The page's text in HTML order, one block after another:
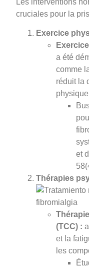
cruciales pour la
Exercice
a été
comme
réduit la
et
Thérapies
(TCC) :
et la
les